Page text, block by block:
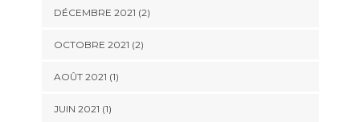
DÉCEMBRE 2021 (2)
OCTOBRE 2021 (2)
AOÛT 2021 (1)
JUIN 2021 (1)